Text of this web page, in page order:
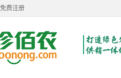
免费注册